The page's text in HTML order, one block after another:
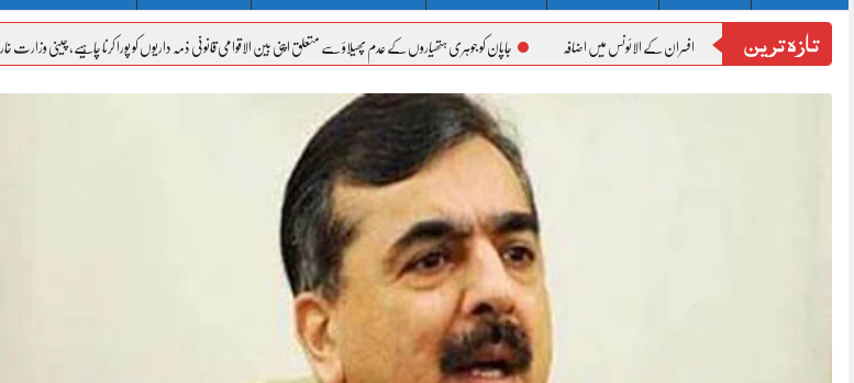
تازہ ترین جاپان کو جوہری ہتھیاروں کے عدم پھیلاؤ سے متعلق اپنی بین الاقوامی قانونی ذمہ داریوں کو پورا کرنا چاہیے، چینی وزارت خارجہ